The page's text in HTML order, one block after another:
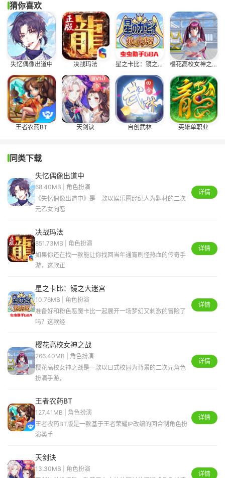
猜你喜欢
失忆偶像出道中 决战玛法 星之卡比：镜之大迷宫 樱花高校女神之战
王者农药BT 天剑诀 自创武林 英雄单职业
同类下载
失忆偶像出道中
68.40MB | 角色扮演
《失忆偶像出道中》是一款以娱乐圈经纪人为题材的二次
元乙女向恋
详情
决战玛法
851.73MB | 角色扮演
如果你还在找一款能让你找回当年通宵刷怪热血的传奇手
游，这款正
详情
星之卡比：镜之大迷宫
10.76MB | 角色扮演
准备好和粉色恶魔卡比一起展开一场梦幻又刺激的冒险了
吗？这款经
详情
樱花高校女神之战
266.40MB | 角色扮演
樱花高校女神之战是一款以日式校园为背景的二次元角色
扮演手游，
详情
王者农药BT
127.41MB | 角色扮演
王者农药BT版是一款基于王者荣耀IP改编的回合制角色扮
演类手
详情
天剑诀
13.30MB | 角色扮演
详情